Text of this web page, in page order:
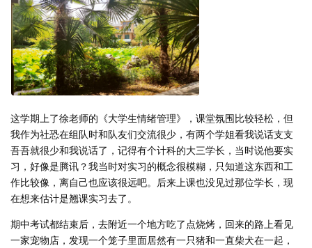
这学期上了徐老师的《大学生情绪管理》，课堂氛围比较轻松，但
我作为社恐在组队时和队友们交流很少，有两个学姐看我说话支支
吾吾就很少和我说话了，记得有个计科的大三学长，当时说他要实
习，好像是腾讯？我当时对实习的概念很模糊，只知道这东西和工
作比较像，离自己也应该很远吧。后来上课也没见过那位学长，现
在想来估计是翘课实习去了。
期中考试都结束后，去附近一个地方吃了点烧烤，回来的路上看见
一家宠物店，发现一个笼子里面居然有一只猪和一直柴犬在一起，